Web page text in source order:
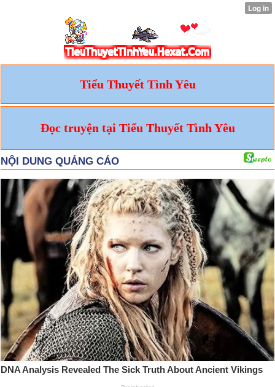
Tiểu Thuyết Tình Yêu
Đọc truyện tại Tiểu Thuyết Tình Yêu